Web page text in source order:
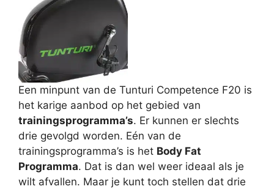
Een minpunt van de Tunturi Competence F20 is
het karige aanbod op het gebied van
trainingsprogramma’s. Er kunnen er slechts
drie gevolgd worden. Eén van de
trainingsprogramma’s is het Body Fat
Programma. Dat is dan wel weer ideaal als je
wilt afvallen. Maar je kunt toch stellen dat drie